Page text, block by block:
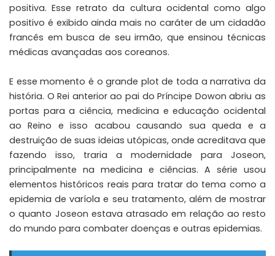
positiva. Esse retrato da cultura ocidental como algo
positivo é exibido ainda mais no caráter de um cidadão
francês em busca de seu irmão, que ensinou técnicas
médicas avançadas aos coreanos.
E esse momento é o grande plot de toda a narrativa da
história. O Rei anterior ao pai do Príncipe Dowon abriu as
portas para a ciência, medicina e educação ocidental
ao Reino e isso acabou causando sua queda e a
destruição de suas ideias utópicas, onde acreditava que
fazendo isso, traria a modernidade para Joseon,
principalmente na medicina e ciências. A série usou
elementos históricos reais para tratar do tema como a
epidemia de varíola e seu tratamento, além de mostrar
o quanto Joseon estava atrasado em relação ao resto
do mundo para combater doenças e outras epidemias.